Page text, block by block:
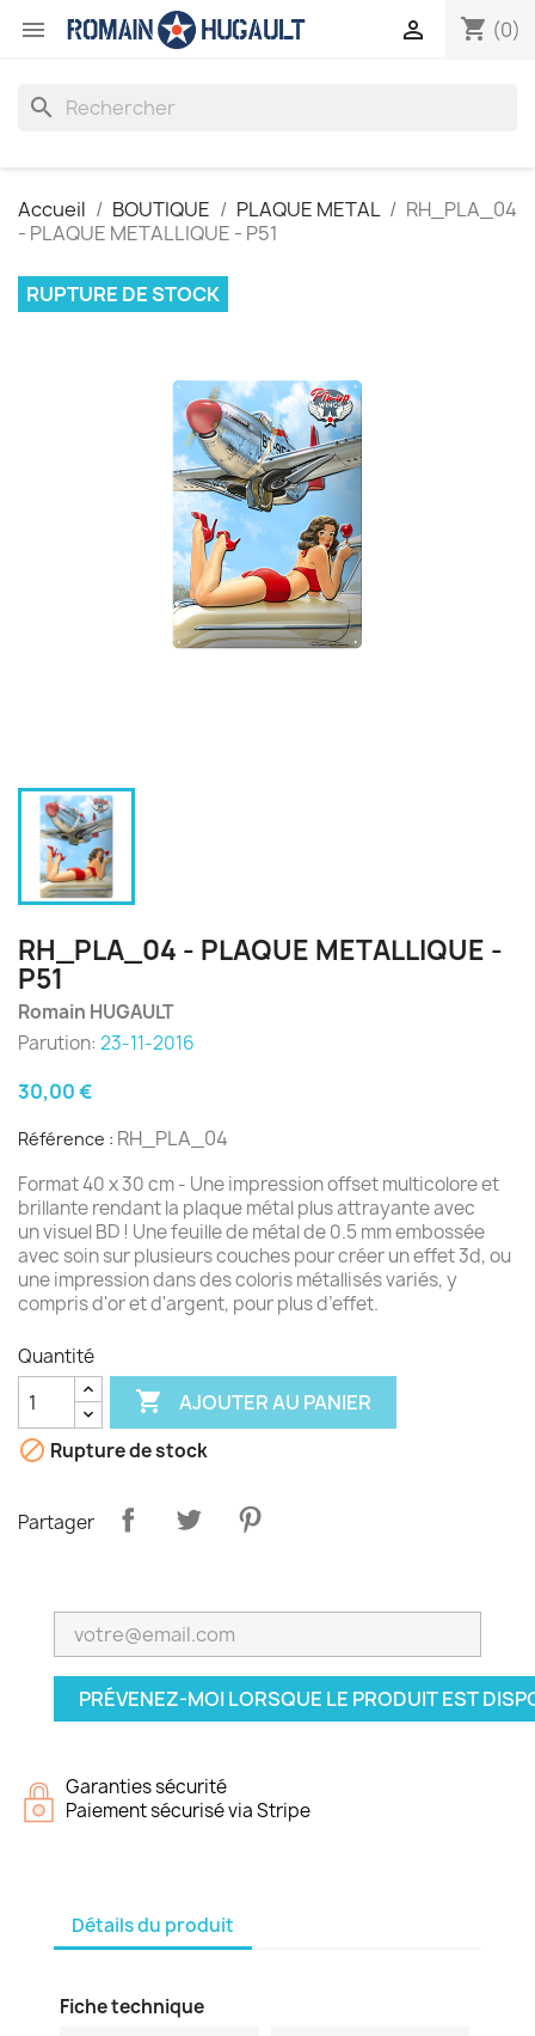
 shopping_cart (0)

search
Accueil BOUTIQUE PLAQUE METAL
RH_PLA_04
- PLAQUE METALLIQUE - P51
RUPTURE DE STOCK
RH_PLA_04 - PLAQUE METALLIQUE -
P51
Romain HUGAULT
Parution: 23-11-2016
30,00 €
Référence : RH_PLA_04
Format 40 x 30 cm - Une impression offset multicolore et
brillante rendant la plaque métal plus attrayante avec
un visuel BD ! Une feuille de métal de 0.5 mm embossée
avec soin sur plusieurs couches pour créer un effet 3d, ou
une impression dans des coloris métallisés variés, y
compris d'or et d'argent, pour plus d’effet.
Quantité
 AJOUTER AU PANIER
 Rupture de stock
Partager
PRÉVENEZ-MOI LORSQUE LE PRODUIT EST
Garanties sécurité
Paiement sécurisé via Stripe
Détails du produit
Fiche technique